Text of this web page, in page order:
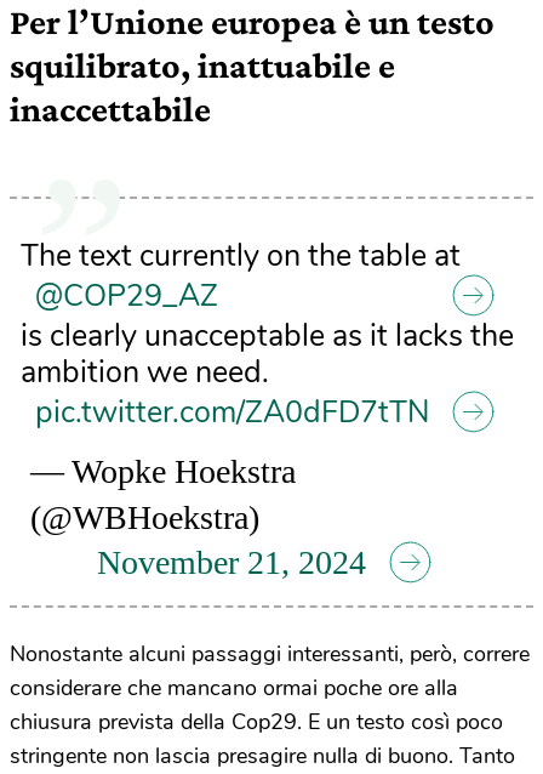
Per l’Unione europea è un testo
squilibrato, inattuabile e
inaccettabile
The text currently on the table at
@COP29_AZ
is clearly unacceptable as it lacks the
ambition we need.
pic.twitter.com/ZA0dFD7tTN
— Wopke Hoekstra
(@WBHoekstra)
November 21, 2024
Nonostante alcuni passaggi interessanti, però, correre
considerare che mancano ormai poche ore alla
chiusura prevista della Cop29. E un testo così poco
stringente non lascia presagire nulla di buono. Tanto